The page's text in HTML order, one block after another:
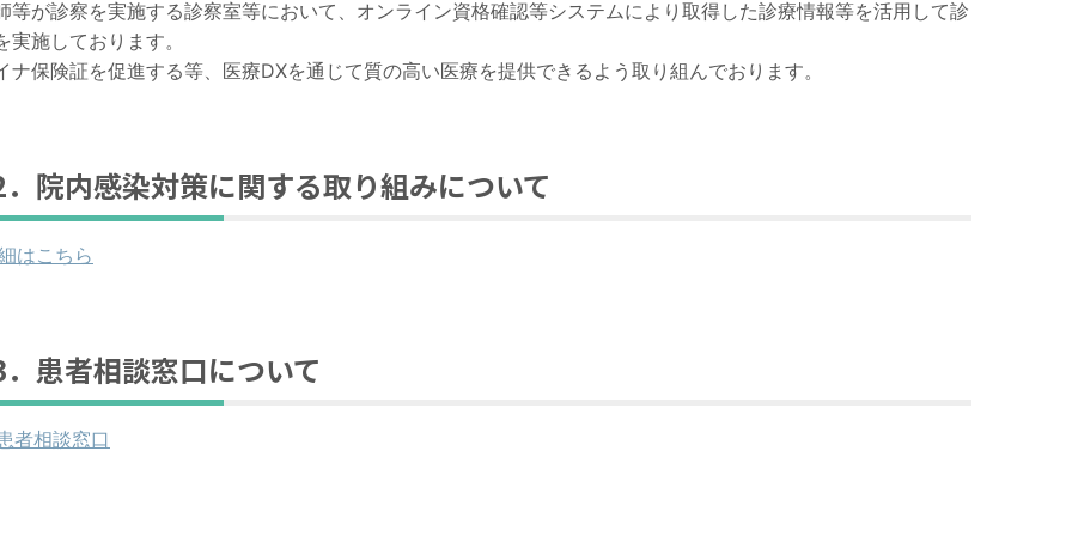
等が診察を実施する診察室等において、オンライン資格確認等システムにより取得した診療情報等を活用して診
実施しております。
ナ保険証を促進する等、医療DXを通じて質の高い医療を提供できるよう取り組んでおります。
院内感染対策に関する取り組みについて
はこちら
患者相談窓口について
者相談窓口